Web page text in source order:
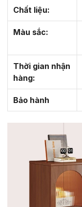
Chất liệu:
Màu sắc:
Thời gian nhận
hàng:
Bảo hành